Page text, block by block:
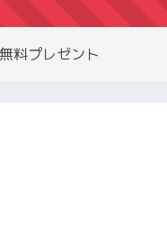
無料プレゼント